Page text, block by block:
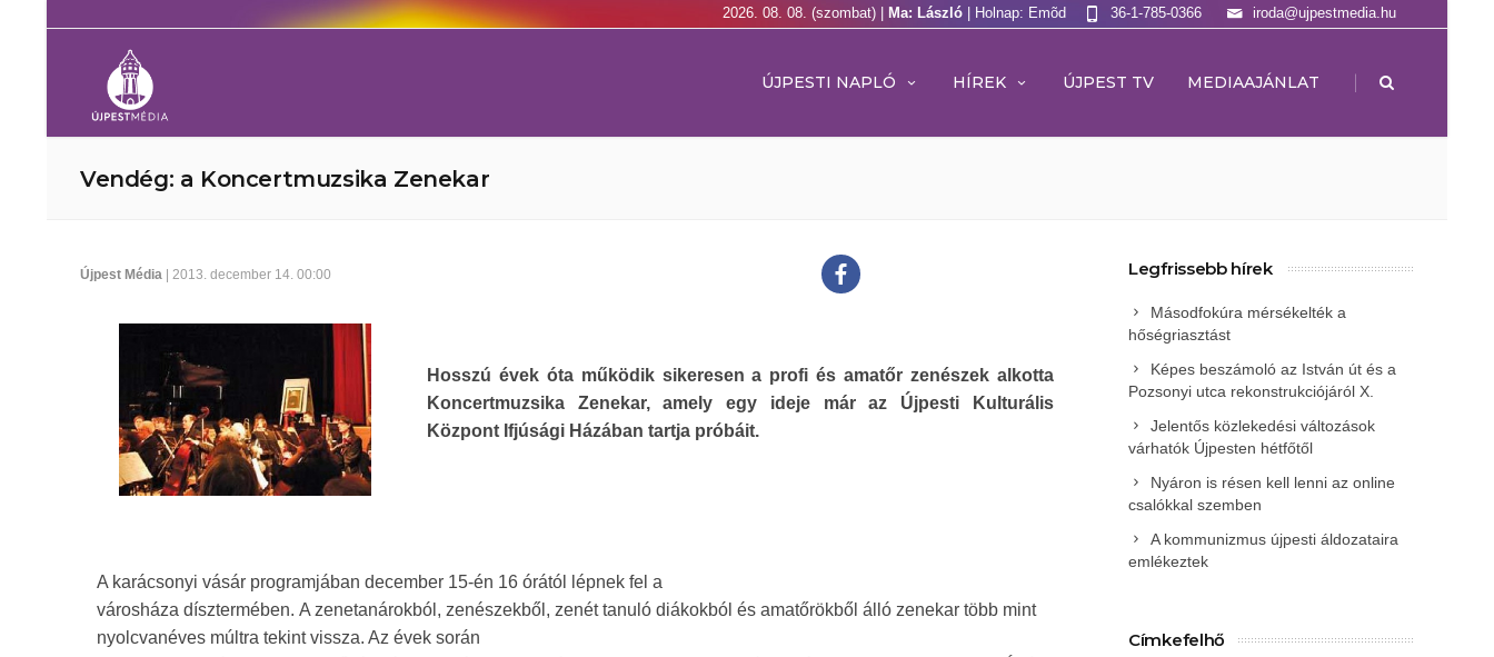
2026. 08. 08. (szombat) | Ma: László | Holnap: Emõd iroda@ujpestmedia.hu
36-1-785-0366
ÚJPESTI NAPLÓ HÍREK ÚJPEST TV MEDIAAJÁNLAT |
Vendég: a Koncertmuzsika Zenekar
Újpest Média | 2013. december 14. 00:00
Hosszú évek óta működik sikeresen a profi és amatőr zenészek alkotta
Koncertmuzsika Zenekar, amely egy ideje már az Újpesti Kulturális
Központ Ifjúsági Házában tartja próbáit.
A karácsonyi vásár programjában december 15-én 16 órától lépnek fel a
városháza dísztermében. A zenetanárokból, zenészekből, zenét tanuló diákokból és amatőrökből álló zenekar több mint
nyolcvanéves múltra tekint vissza. Az évek során
Legfrissebb hírek
Másodfokúra mérsékelték a
hőségriasztást
Képes beszámoló az István út és a
Pozsonyi utca rekonstrukciójáról X.
Jelentős közlekedési változások
várhatók Újpesten hétfőtől
Nyáron is résen kell lenni az online
csalókkal szemben
A kommunizmus újpesti áldozataira
emlékeztek
Címkefelhő